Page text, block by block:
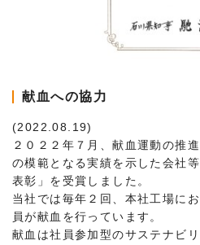
献血への協力
(2022.08.19)
２０２２年７月、献血運動の推
の模範となる実績を示した会社
表彰」を受賞しました。
当社では毎年２回、本社工場に
員が献血を行っています。
献血は社員参加型のサステナビ